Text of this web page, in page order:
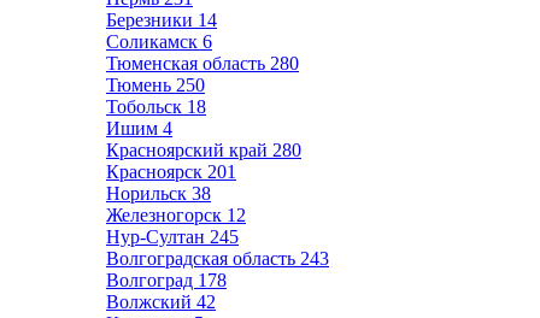
Березники 14
Соликамск 6
Тюменская область 280
Тюмень 250
Тобольск 18
Ишим 4
Красноярский край 280
Красноярск 201
Норильск 38
Железногорск 12
Нур-Султан 245
Волгоградская область 243
Волгоград 178
Волжский 42